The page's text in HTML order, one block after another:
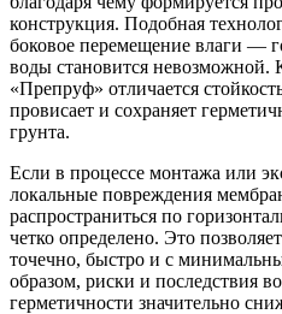
конструкция. Подобная
боковое перемещение влаги —
воды становится невозможной.
«Препруф» отличается
провисает и сохраняет
грунта.
Если в процессе монтажа или
локальные повреждения
распространиться по
четко определено. Это
точечно, быстро и с
образом, риски и последствия
герметичности значительно